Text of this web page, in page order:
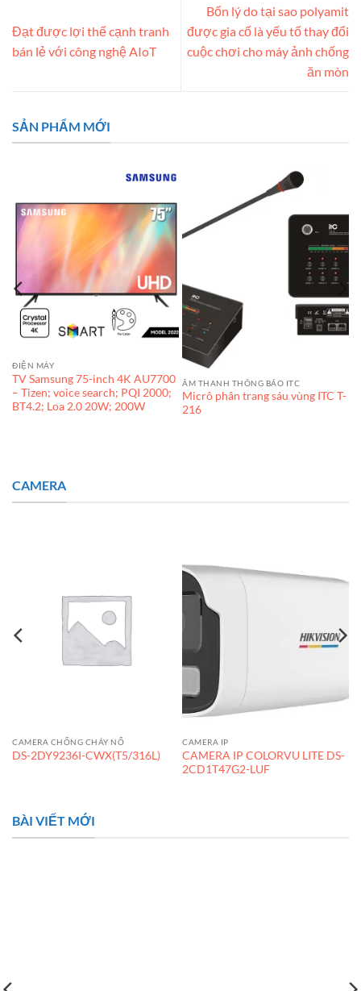
Đạt được lợi thế cạnh tranh
bán lẻ với công nghệ AIoT
Bốn lý do tại sao polyamit
được gia cố là yếu tố thay đổi
cuộc chơi cho máy ảnh chống
ăn mòn
SẢN PHẨM MỚI
ĐIỆN MÁY
TV Samsung 75-inch 4K AU7700
– Tizen; voice search; PQI 2000;
BT4.2; Loa 2.0 20W; 200W
ÂM THANH THÔNG BÁO ITC
Micrô phân trang sáu vùng ITC T-
216
CAMERA
CAMERA CHỐNG CHÁY NỔ
DS-2DY9236I-CWX(T5/316L)
CAMERA IP
CAMERA IP COLORVU LITE DS-
2CD1T47G2-LUF
BÀI VIẾT MỚI